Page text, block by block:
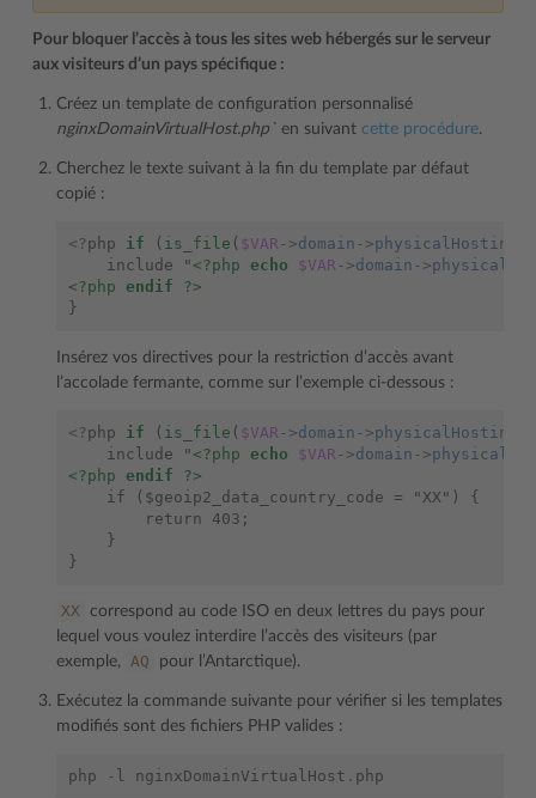
Pour bloquer l’accès à tous les sites web hébergés sur le serveur
aux visiteurs d’un pays spécifique :
Créez un template de configuration personnalisé
nginxDomainVirtualHost.php` en suivant cette procédure.
Cherchez le texte suivant à la fin du template par défaut
copié :
<? php if ( is_file ( $VAR ->domain ->physicalHosting
    include "
<?php echo $VAR ->domain ->
<?php endif
?>
}
Insérez vos directives pour la restriction d’accès avant
l’accolade fermante, comme sur l’exemple ci-dessous :
<? php if ( is_file ( $VAR ->domain ->physicalHosting
    include "
<?php echo $VAR ->domain ->
<?php endif
?>
    if ($geoip2_data_country_code = "XX") {
        return 403;
    }
}
XX
correspond au code ISO en deux lettres du pays pour
lequel vous voulez interdire l’accès des visiteurs (par
exemple,
AQ pour l’Antarctique).
Exécutez la commande suivante pour vérifier si les templates
modifiés sont des fichiers PHP valides :
php - l nginxDomainVirtualHost . php